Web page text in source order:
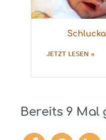
JETZT LESEN »
Bereits 9 Mal